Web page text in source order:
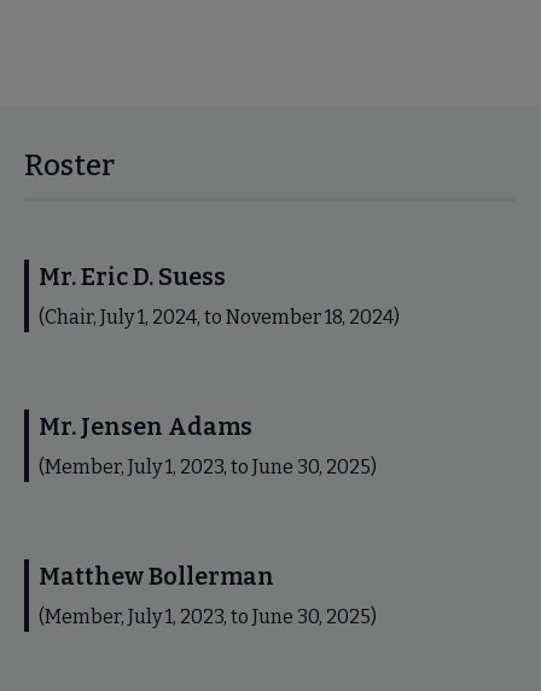
Roster
Mr. Eric D. Suess
(Chair, July 1, 2024, to November 18, 2024)
Mr. Jensen Adams
(Member, July 1, 2023, to June 30, 2025)
Matthew Bollerman
(Member, July 1, 2023, to June 30, 2025)